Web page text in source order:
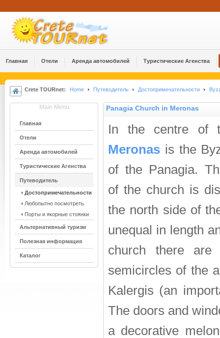
Главная Отели Аренда автомобилей Туристические Агенства
Crete TOURnet: Home Путеводитель Достопримечательности
Main Menu
Главная
Отели
Аренда автомобилей
Туристические Агенства
Путеводитель
Достопримечательности
Любопытно посмотреть
Порты и якорные стоянки
Альтернативный туризм
Полезная информация
Каталог
Panagia Church in Meronas
In the centre of
Meronas is the
of the Panagia.
of the church is
the north side of
unequal in length
church there
semicircles of the
Kalergis (an
The doors and
a decorative